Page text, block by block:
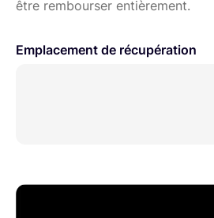
être rembourser entièrement.
Emplacement de récupération